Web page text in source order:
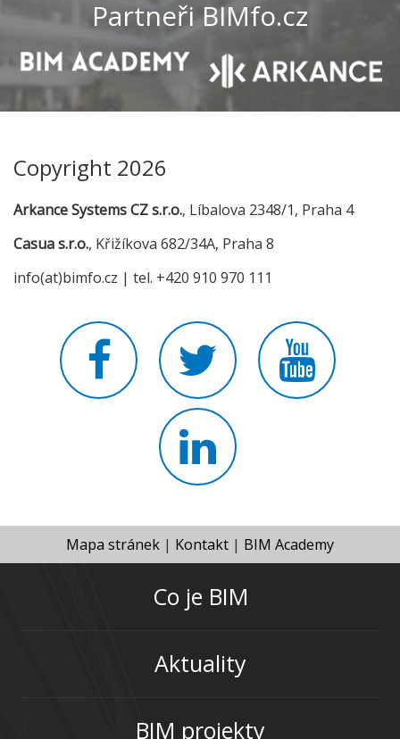
Partneři BIMfo.cz
Copyright 2026
Arkance Systems CZ s.r.o., Líbalova 2348/1, Praha 4
Casua s.r.o., Křižíkova 682/34A, Praha 8
info(at)bimfo.cz | tel. +420 910 970 111
Mapa stránek | Kontakt | BIM Academy
Co je BIM
Aktuality
BIM projekty